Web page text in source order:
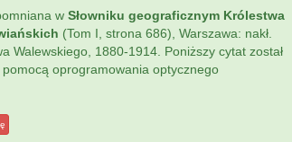
w Słowniku geograficznym Królestwa
(Tom I, strona 686), Warszawa: nakł.
Walewskiego, 1880-1914. Poniższy cytat został
oprogramowania optycznego